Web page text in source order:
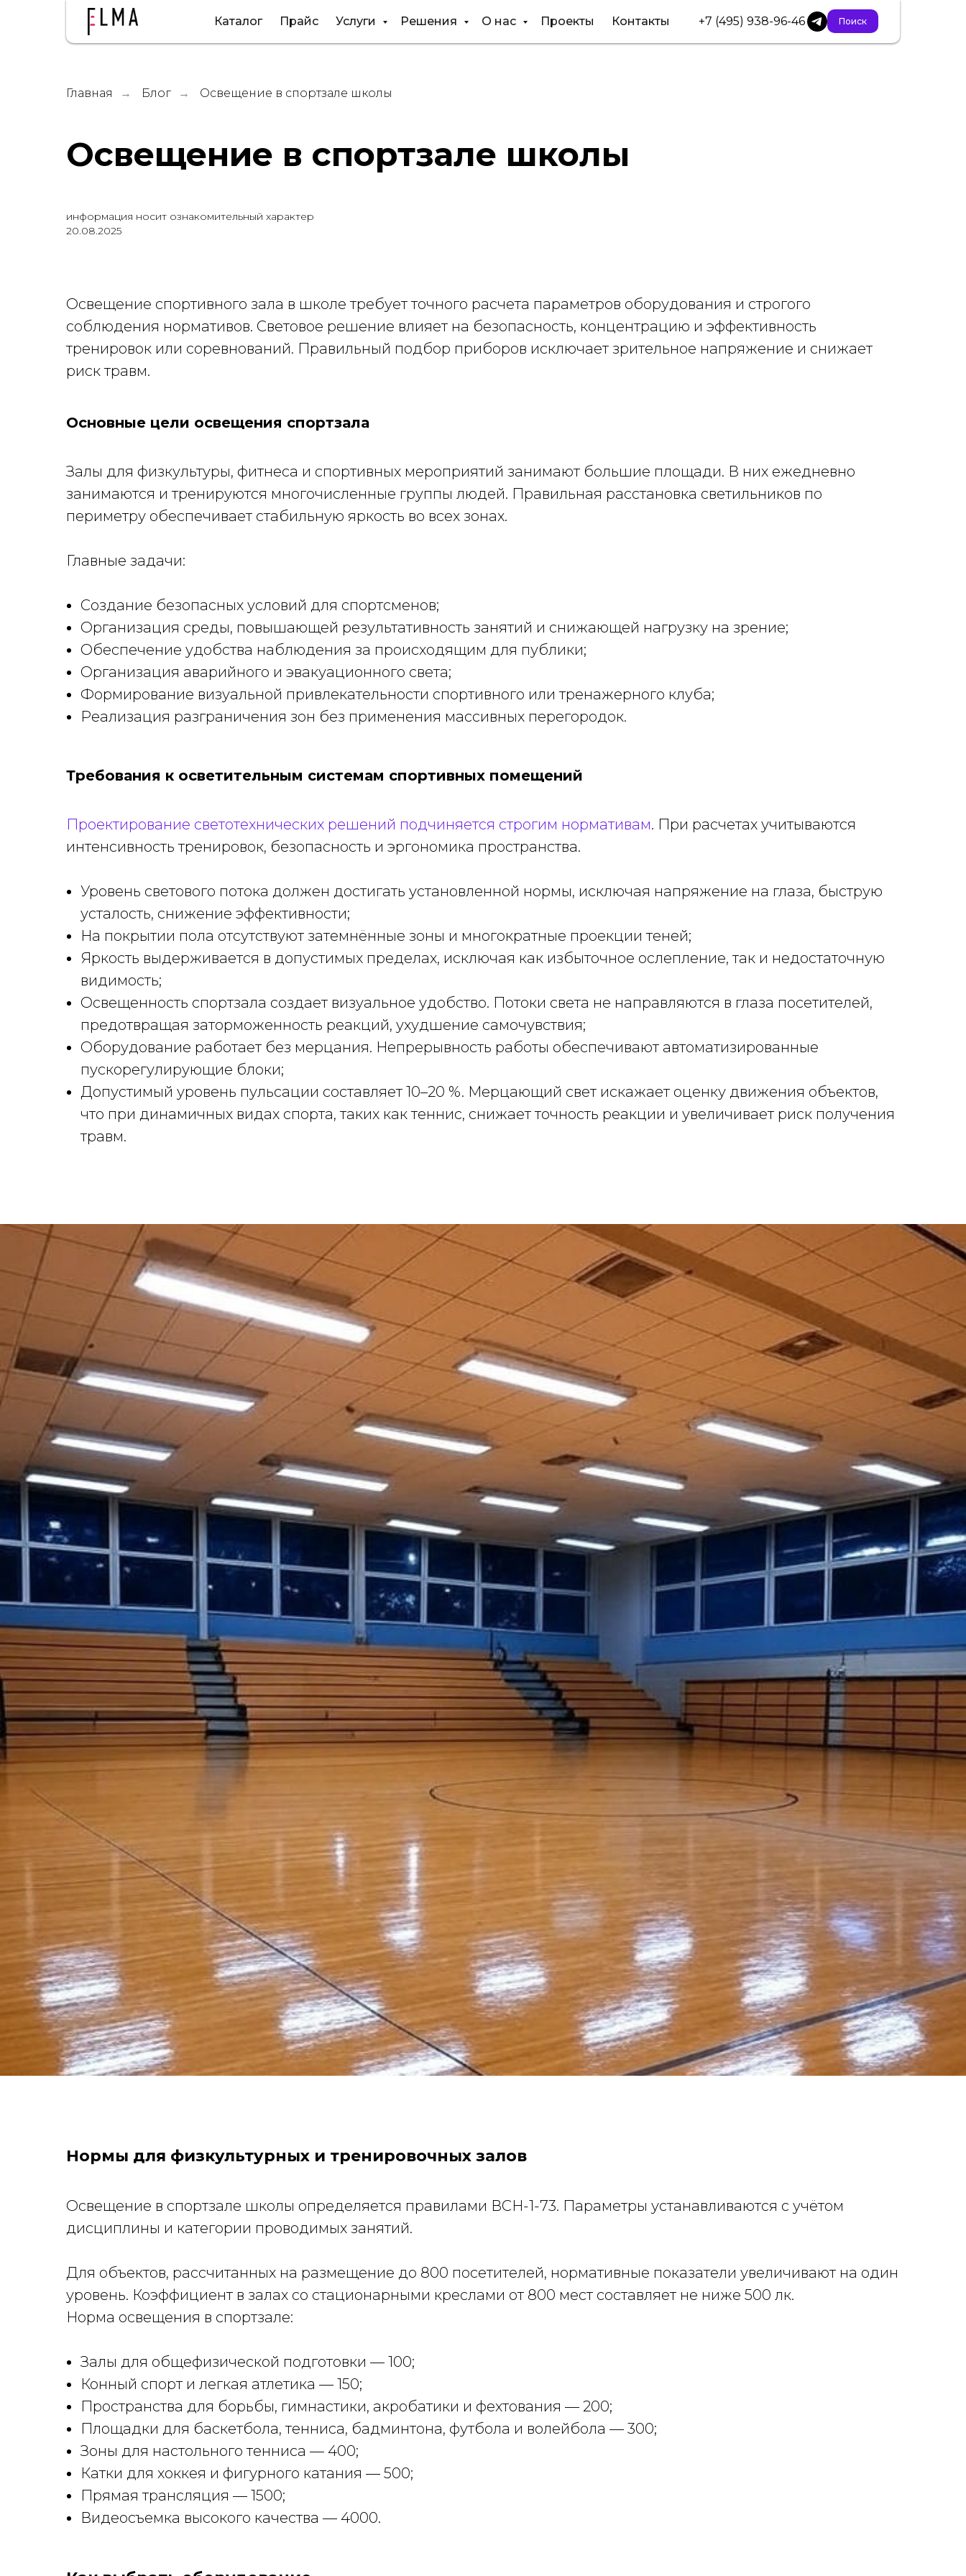
Каталог Прайс Услуги Решения О нас Проекты Контакты +7 (495) 938-96-46 Поиск
Главная → Блог → Освещение в спортзале школы
Освещение в спортзале школы
информация носит ознакомительный характер
20.08.2025
Освещение спортивного зала в школе требует точного расчета параметров оборудования и строгого
соблюдения нормативов. Световое решение влияет на безопасность, концентрацию и эффективность
тренировок или соревнований. Правильный подбор приборов исключает зрительное напряжение и снижает
риск травм.
Основные цели освещения спортзала
Залы для физкультуры, фитнеса и спортивных мероприятий занимают большие площади. В них ежедневно
занимаются и тренируются многочисленные группы людей. Правильная расстановка светильников по
периметру обеспечивает стабильную яркость во всех зонах.
Главные задачи:
Создание безопасных условий для спортсменов;
Организация среды, повышающей результативность занятий и снижающей нагрузку на зрение;
Обеспечение удобства наблюдения за происходящим для публики;
Организация аварийного и эвакуационного света;
Формирование визуальной привлекательности спортивного или тренажерного клуба;
Реализация разграничения зон без применения массивных перегородок.
Требования к осветительным системам спортивных помещений
Проектирование светотехнических решений подчиняется строгим нормативам. При расчетах учитываются
интенсивность тренировок, безопасность и эргономика пространства.
Уровень светового потока должен достигать установленной нормы, исключая напряжение на глаза, быструю
усталость, снижение эффективности;
На покрытии пола отсутствуют затемнённые зоны и многократные проекции теней;
Яркость выдерживается в допустимых пределах, исключая как избыточное ослепление, так и недостаточную
видимость;
Освещенность спортзала создает визуальное удобство. Потоки света не направляются в глаза посетителей,
предотвращая заторможенность реакций, ухудшение самочувствия;
Оборудование работает без мерцания. Непрерывность работы обеспечивают автоматизированные
пускорегулирующие блоки;
Допустимый уровень пульсации составляет 10–20 %. Мерцающий свет искажает оценку движения объектов,
что при динамичных видах спорта, таких как теннис, снижает точность реакции и увеличивает риск получения
травм.
Нормы для физкультурных и тренировочных залов
Освещение в спортзале школы определяется правилами ВСН-1-73. Параметры устанавливаются с учётом
дисциплины и категории проводимых занятий.
Для объектов, рассчитанных на размещение до 800 посетителей, нормативные показатели увеличивают на один
уровень. Коэффициент в залах со стационарными креслами от 800 мест составляет не ниже 500 лк.
Норма освещения в спортзале:
Залы для общефизической подготовки — 100;
Конный спорт и легкая атлетика — 150;
Пространства для борьбы, гимнастики, акробатики и фехтования — 200;
Площадки для баскетбола, тенниса, бадминтона, футбола и волейбола — 300;
Зоны для настольного тенниса — 400;
Катки для хоккея и фигурного катания — 500;
Прямая трансляция — 1500;
Видеосъемка высокого качества — 4000.